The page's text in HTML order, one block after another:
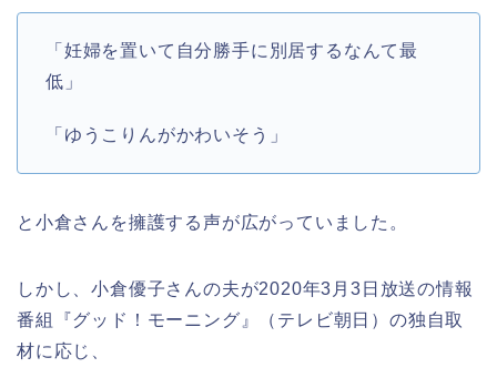
「妊婦を置いて自分勝手に別居するなんて最
低」
「ゆうこりんがかわいそう」
と小倉さんを擁護する声が広がっていました。
しかし、小倉優子さんの夫が2020年3 月3 日放送の情報
番組『グッド！モーニング』（テレビ朝日）の独自取
材に応じ、